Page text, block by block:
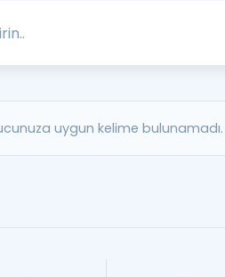
uygun kelime bulunamadı.